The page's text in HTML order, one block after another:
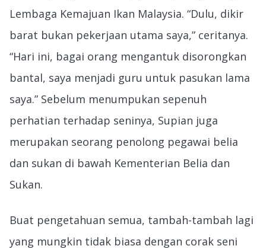
Lembaga Kemajuan Ikan Malaysia. “Dulu, dikir
barat bukan pekerjaan utama saya,” ceritanya.
“Hari ini, bagai orang mengantuk disorongkan
bantal, saya menjadi guru untuk pasukan lama
saya.” Sebelum menumpukan sepenuh
perhatian terhadap seninya, Supian juga
merupakan seorang penolong pegawai belia
dan sukan di bawah Kementerian Belia dan
Sukan.
Buat pengetahuan semua, tambah-tambah lagi
yang mungkin tidak biasa dengan corak seni